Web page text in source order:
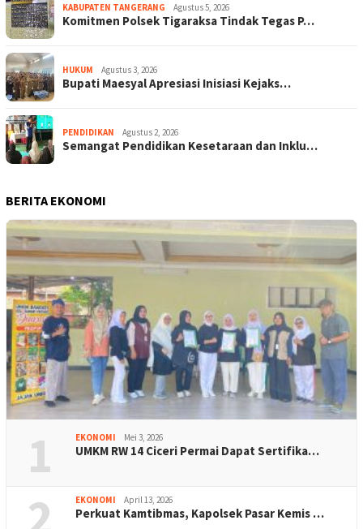
KABUPATEN TANGERANG Agustus 5, 2026
Komitmen Polsek Tigaraksa Tindak Tegas P…
HUKUM Agustus 3, 2026
Bupati Maesyal Apresiasi Inisiasi Kejaks…
PENDIDIKAN Agustus 2, 2026
Semangat Pendidikan Kesetaraan dan Inklu…
BERITA EKONOMI
1 EKONOMI Mei 3, 2026
UMKM RW 14 Ciceri Permai Dapat Sertifika…
EKONOMI April 13, 2026
Perkuat Kamtibmas, Kapolsek Pasar Kemis …